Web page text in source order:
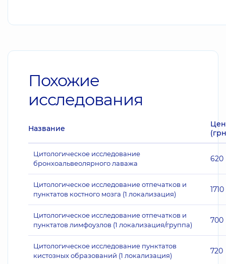
Похожие
исследования
Название
Цитологическое исследование
бронхоальвеолярного лаважа
620
Цитологическое исследование отпечатков и
пунктатов костного мозга (1 локализация)
1710
Цитологическое исследование отпечатков и
пунктатов лимфоузлов (1 локализация/группа)
700
Цитологическое исследование пунктатов
кистозных образований (1 локализация)
720